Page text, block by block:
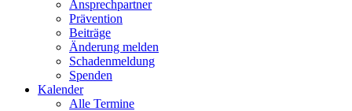
Ansprechpartner
Prävention
Beiträge
Änderung melden
Schadenmeldung
Spenden
Kalender
Alle Termine